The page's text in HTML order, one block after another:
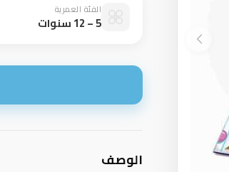
الفئة العمرية
5 – 12 سنوات
الوصف